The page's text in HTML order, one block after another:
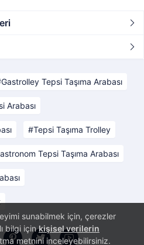
sunabilmek için, çerezler
bilgi içinkişisel verilerin
metnini inceleyebilirsiniz.
Gastrolley Tepsi Taşıma Arabası
Arabası
Tepsi Taşıma Trolley
Tepsi Taşıma Arabası